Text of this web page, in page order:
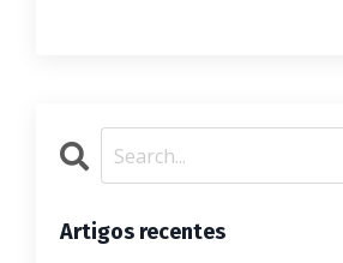
Artigos recentes